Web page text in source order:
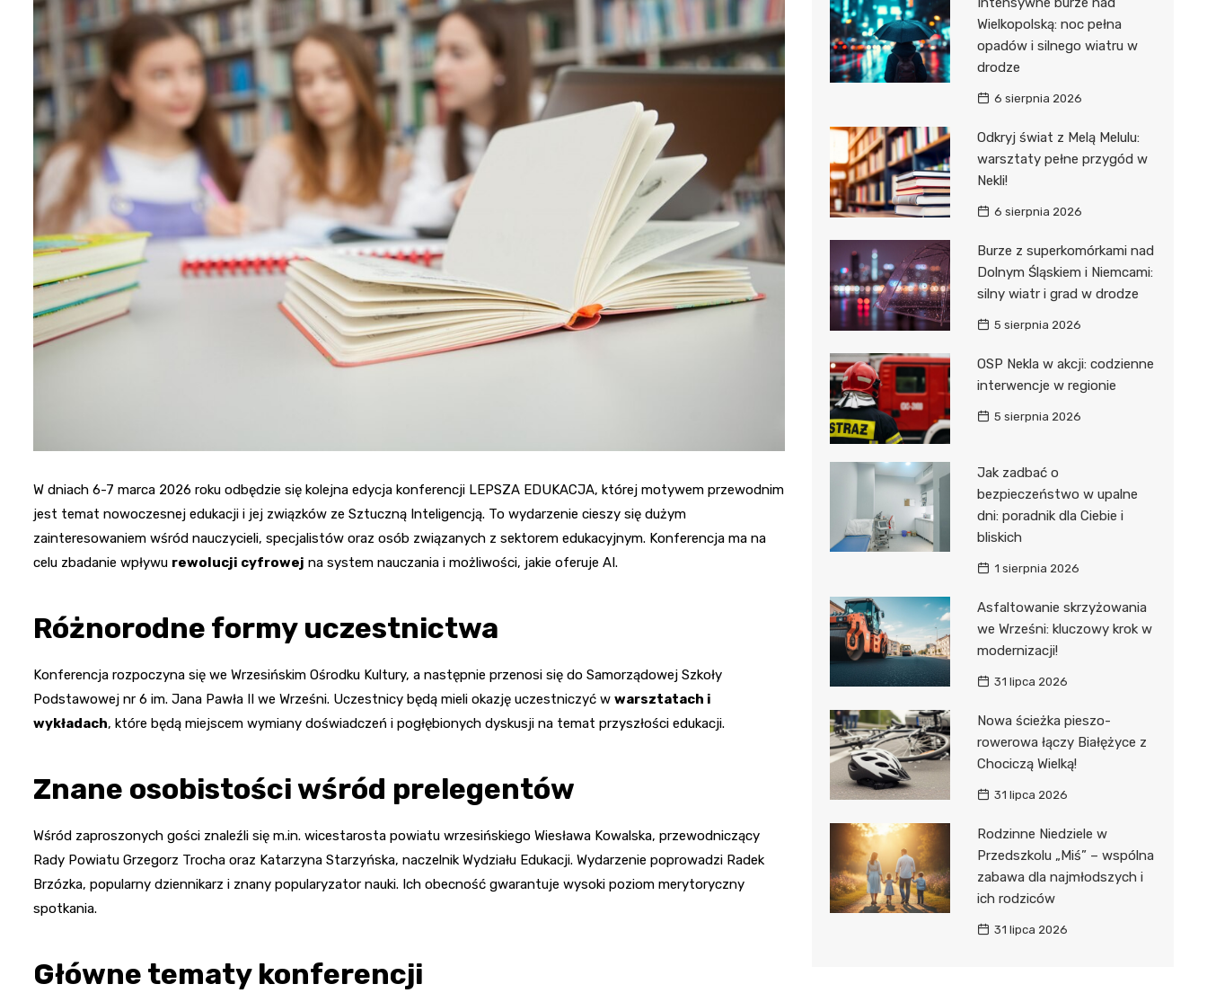
Dzieci Wrzesińskich
Park Miejski im. Dzieci
Wrzesińskich
Jump World Września
Wrzesińska Strefa
Aktywności
Pałac w Miłosławiu
Izba Pamięci Reymonta
Rezerwat Czeszewski Las
W dniach 6-7 marca 2026 roku odbędzie się kolejna edycja konferencji LEPSZA EDUKACJA, której motywem przewodnim
jest temat nowoczesnej edukacji i jej związków ze Sztuczną Inteligencją. To wydarzenie cieszy się dużym
zainteresowaniem wśród nauczycieli, specjalistów oraz osób związanych z sektorem edukacyjnym. Konferencja ma na
celu zbadanie wpływu rewolucji cyfrowej na system nauczania i możliwości, jakie oferuje AI.
Różnorodne formy uczestnictwa
Konferencja rozpoczyna się we Wrzesińskim Ośrodku Kultury, a następnie przenosi się do Samorządowej Szkoły
Podstawowej nr 6 im. Jana Pawła II we Wrześni. Uczestnicy będą mieli okazję uczestniczyć w warsztatach i
wykładach, które będą miejscem wymiany doświadczeń i pogłębionych dyskusji na temat przyszłości edukacji.
Znane osobistości wśród prelegentów
Wśród zaproszonych gości znaleźli się m.in. wicestarosta powiatu wrzesińskiego Wiesława Kowalska, przewodniczący
Rady Powiatu Grzegorz Trocha oraz Katarzyna Starzyńska, naczelnik Wydziału Edukacji. Wydarzenie poprowadzi Radek
Brzózka, popularny dziennikarz i znany popularyzator nauki. Ich obecność gwarantuje wysoki poziom merytoryczny
spotkania.
Główne tematy konferencji
Wielkopolską: noc pełna
opadów i silnego wiatru w
drodze
6 sierpnia 2026
Odkryj świat z Melą Melulu:
warsztaty pełne przygód w
Nekli!
6 sierpnia 2026
Burze z superkomórkami nad
Dolnym Śląskiem i Niemcami:
silny wiatr i grad w drodze
5 sierpnia 2026
OSP Nekla w akcji: codzienne
interwencje w regionie
5 sierpnia 2026
Jak zadbać o
bezpieczeństwo w upalne
dni: poradnik dla Ciebie i
bliskich
1 sierpnia 2026
Asfaltowanie skrzyżowania
we Wrześni: kluczowy krok w
modernizacji!
31 lipca 2026
Nowa ścieżka pieszo-
rowerowa łączy Białężyce z
Chociczą Wielką!
31 lipca 2026
Rodzinne Niedziele w
Przedszkolu „Miś” – wspólna
zabawa dla najmłodszych i
ich rodziców
31 lipca 2026